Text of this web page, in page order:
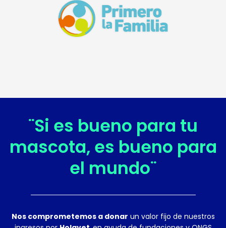
¨Si es bueno para tu
mascota, es bueno para
el mundo¨
Nos comprometemos a donar un valor fijo de nuestros